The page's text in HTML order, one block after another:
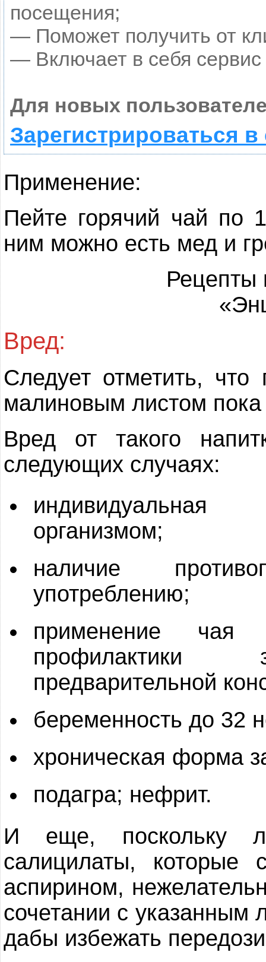
посещения;
— Поможет получить от
— Включает в себя
Для новых
Зарегистрироваться
Применение:
Пейте горячий чай по
ним можно есть мед и
Рецепты
Вред:
Следует отметить,
малиновым листом
Вред от такого
следующих случаях:
организмом;
наличие
употреблению;
применение
профилактики
предварительной
беременность до 32
хроническая форма
подагра; нефрит.
И еще, поскольку
салицилаты, которые
аспирином,
сочетании с указанным
дабы избежать